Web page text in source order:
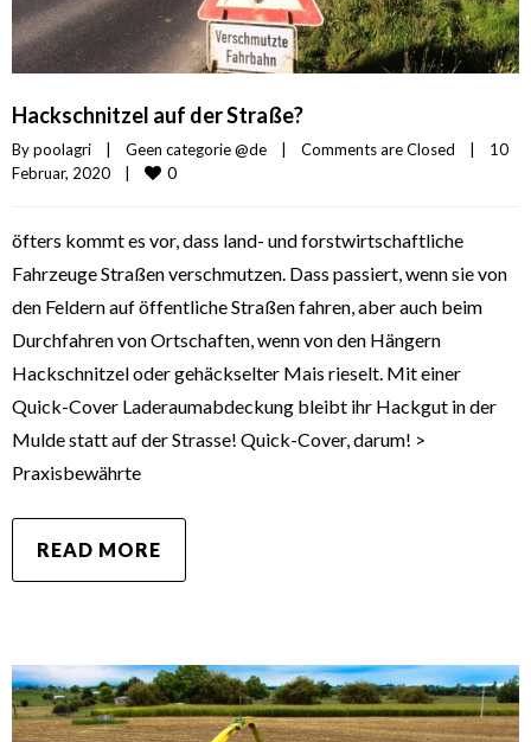
Hackschnitzel auf der Straße?
By poolagri | Geen categorie @de | Comments are Closed |
10
Februar, 2020 | 0
öfters kommt es vor, dass land- und forstwirtschaftliche
Fahrzeuge Straßen verschmutzen. Dass passiert, wenn sie von
den Feldern auf öffentliche Straßen fahren, aber auch beim
Durchfahren von Ortschaften, wenn von den Hängern
Hackschnitzel oder gehäckselter Mais rieselt. Mit einer
Quick-Cover Laderaumabdeckung bleibt ihr Hackgut in der
Mulde statt auf der Strasse! Quick-Cover, darum! >
Praxisbewährte
READ MORE